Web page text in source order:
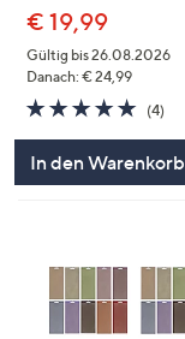
€ 19,99
Gültig bis 26.08.2026
Danach: € 24,99
5.0
von
(4)4
In den Warenkorb